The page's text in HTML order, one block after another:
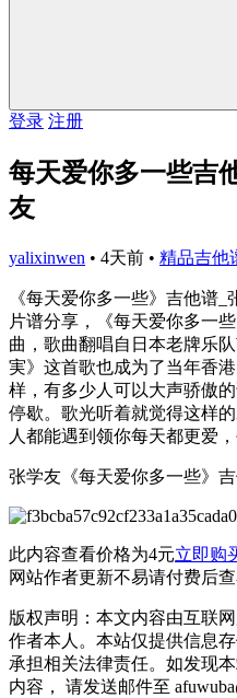
登录 注册
每天爱你多一些吉
友
yalixinwen • 4天前 • 精品吉他
《每天爱你多一些》吉他谱
片谱分享，《每天爱你多一
曲，歌曲翻唱自日本老牌乐
実》这首歌也成为了当年香
样，有多少人可以大声骄傲
停歇。歌光听着就觉得这样
人都能遇到领你每天都更爱
张学友《每天爱你多一些》
此内容查看价格为4元立即购
网站作者更新不易请付费后
版权声明：本文内容由互联
作者本人。本站仅提供信息
承担相关法律责任。如发现
内容， 请发送邮件至